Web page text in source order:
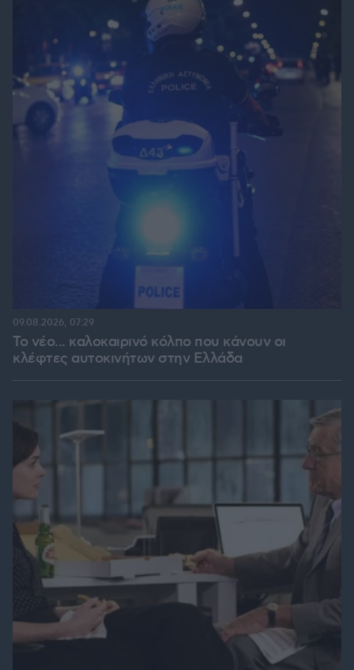
Το νέο... καλοκαιρινό κόλπο που κάνουν οι
κλέφτες αυτοκινήτων στην Ελλάδα
09.08.2026, 07:29